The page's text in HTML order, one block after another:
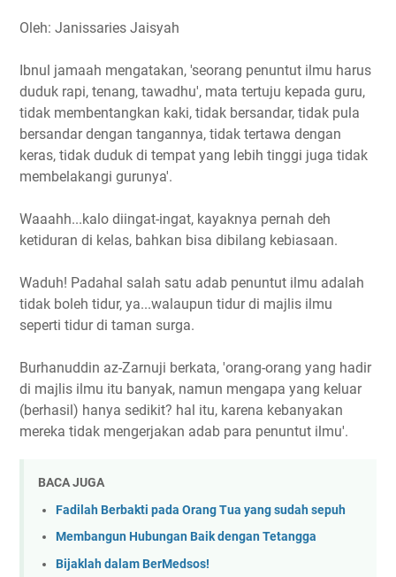
Oleh: Janissaries Jaisyah
Ibnul jamaah mengatakan, 'seorang penuntut ilmu harus
duduk rapi, tenang, tawadhu', mata tertuju kepada guru,
tidak membentangkan kaki, tidak bersandar, tidak pula
bersandar dengan tangannya, tidak tertawa dengan
keras, tidak duduk di tempat yang lebih tinggi juga tidak
membelakangi gurunya'.
Waaahh...kalo diingat-ingat, kayaknya pernah deh
ketiduran di kelas, bahkan bisa dibilang kebiasaan.
Waduh! Padahal salah satu adab penuntut ilmu adalah
tidak boleh tidur, ya...walaupun tidur di majlis ilmu
seperti tidur di taman surga.
Burhanuddin az-Zarnuji berkata, 'orang-orang yang hadir
di majlis ilmu itu banyak, namun mengapa yang keluar
(berhasil) hanya sedikit? hal itu, karena kebanyakan
mereka tidak mengerjakan adab para penuntut ilmu'.
BACA JUGA
Fadilah Berbakti pada Orang Tua yang sudah sepuh
Membangun Hubungan Baik dengan Tetangga
Bijaklah dalam BerMedsos!